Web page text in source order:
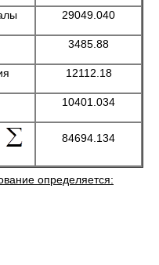
29049.040
3485.88
12112.18
10401.034
84694.134
определяется: